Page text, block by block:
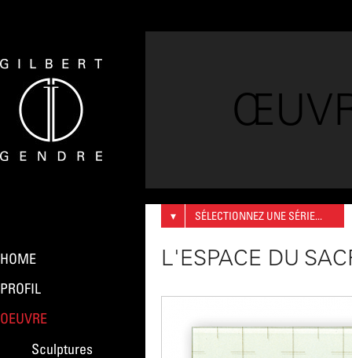
HOME
PROFIL
OEUVRE
Sculptures
▾ SÉLECTIONNEZ UNE SÉRIE...
L'ESPACE DU